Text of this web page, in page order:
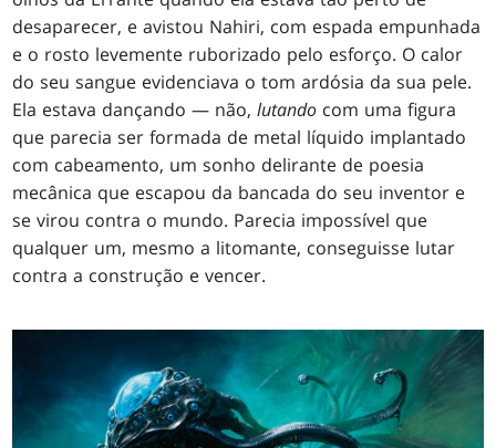
desaparecer, e avistou Nahiri, com espada empunhada
e o rosto levemente ruborizado pelo esforço. O calor
do seu sangue evidenciava o tom ardósia da sua pele.
Ela estava dançando — não,lutando com uma figura
que parecia ser formada de metal líquido implantado
com cabeamento, um sonho delirante de poesia
mecânica que escapou da bancada do seu inventor e
se virou contra o mundo. Parecia impossível que
qualquer um, mesmo a litomante, conseguisse lutar
contra a construção e vencer.